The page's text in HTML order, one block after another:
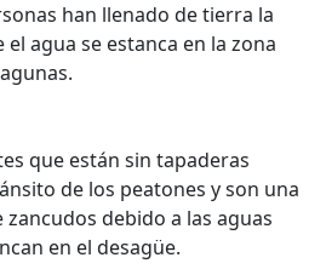
han llenado de tierra la
agua se estanca en la zona
que están sin tapaderas
de los peatones y son una
debido a las aguas
en el desagüe.